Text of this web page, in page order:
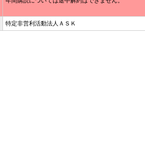
特定非営利活動法人ＡＳＫ